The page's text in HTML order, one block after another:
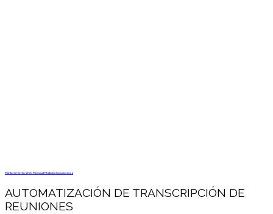
Mantenimiento Web Mensual Multidisc Soluciones 4
AUTOMATIZACIÓN DE TRANSCRIPCIÓN DE
REUNIONES